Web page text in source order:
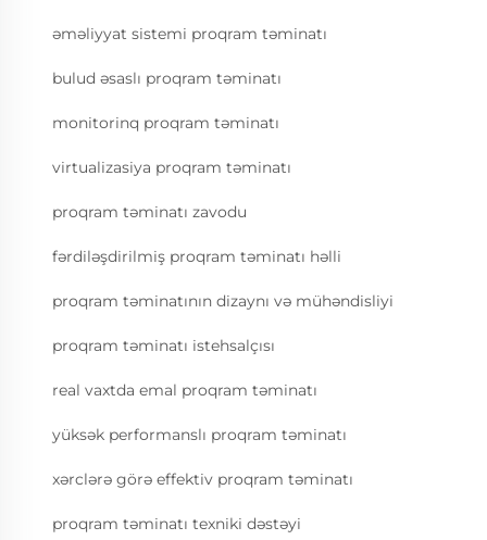
əməliyyat sistemi proqram təminatı
bulud əsaslı proqram təminatı
monitorinq proqram təminatı
virtualizasiya proqram təminatı
proqram təminatı zavodu
fərdiləşdirilmiş proqram təminatı həlli
proqram təminatının dizaynı və mühəndisliyi
proqram təminatı istehsalçısı
real vaxtda emal proqram təminatı
yüksək performanslı proqram təminatı
xərclərə görə effektiv proqram təminatı
proqram təminatı texniki dəstəyi